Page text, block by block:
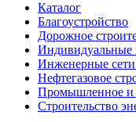
Каталог
Благоустройство
Дорожное
Индивидуальные
Инженерные
Нефтегазовое
Промышленное и
Строительство